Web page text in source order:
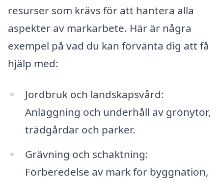
resurser som krävs för att hantera alla
aspekter av markarbete. Här är några
exempel på vad du kan förvänta dig att få
hjälp med:
Jordbruk och landskapsvård:
Anläggning och underhåll av grönytor,
trädgårdar och parker.
Grävning och schaktning:
Förberedelse av mark för byggnation,